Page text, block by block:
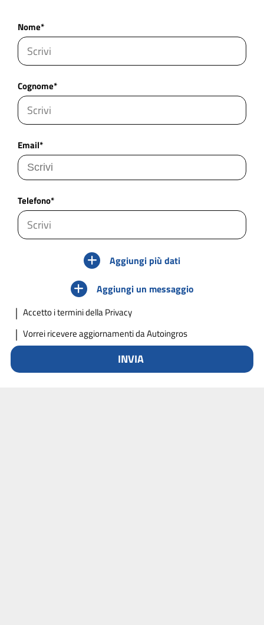
Nome*
Cognome*
Email*
Telefono*
Aggiungi più dati
Aggiungi un messaggio
Accettoi termini della Privacy
Vorrei ricevere aggiornamenti da Autoingros
INVIA